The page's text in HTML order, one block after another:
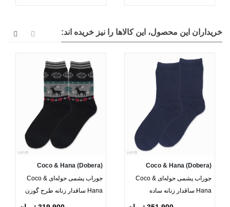
خریداران این محصول، این کالاها را نیز خریده اند:
Coco & Hana (Dobera)
جوراب پشمی حوله‌ای Coco &
Hana ساقدار زنانه ساده
Coco & Hana (Dobera)
جوراب پشمی حوله‌ای Coco &
Hana ساقدار زنانه طرح گوزن